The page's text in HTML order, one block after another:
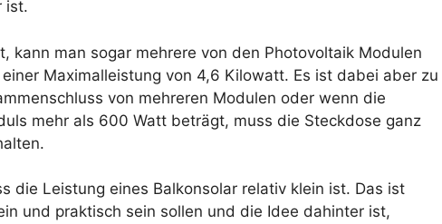
ist.
kann man sogar mehrere von den Photovoltaik Modulen
Maximalleistung von 4,6 Kilowatt. Es ist dabei aber zu
von mehreren Modulen oder wenn die
mehr als 600 Watt beträgt, muss die Steckdose ganz
die Leistung eines Balkonsolar relativ klein ist. Das ist
und praktisch sein sollen und die Idee dahinter ist,